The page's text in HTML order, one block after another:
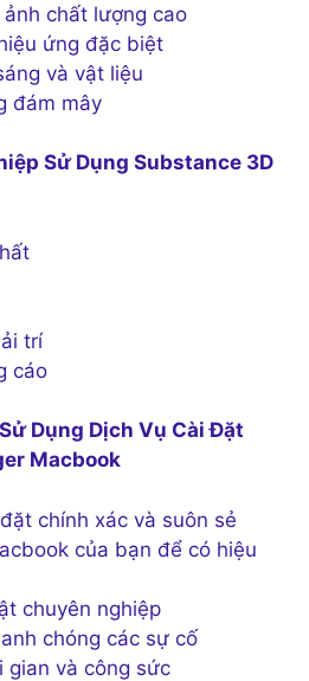
chất lượng cao
ứng đặc biệt
và vật liệu
đám mây
Sử Dụng Substance 3D
trí
cáo
Dụng Dịch Vụ Cài Đặt
Macbook
chính xác và suôn sẻ
của bạn để có hiệu
chuyên nghiệp
chóng các sự cố
gian và công sức